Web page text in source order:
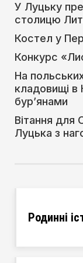
У Луцьку
столицю
Костел у
Конкурс
На
кладовищі в
бур’янами
Вітання для
Луцька з
Родинні